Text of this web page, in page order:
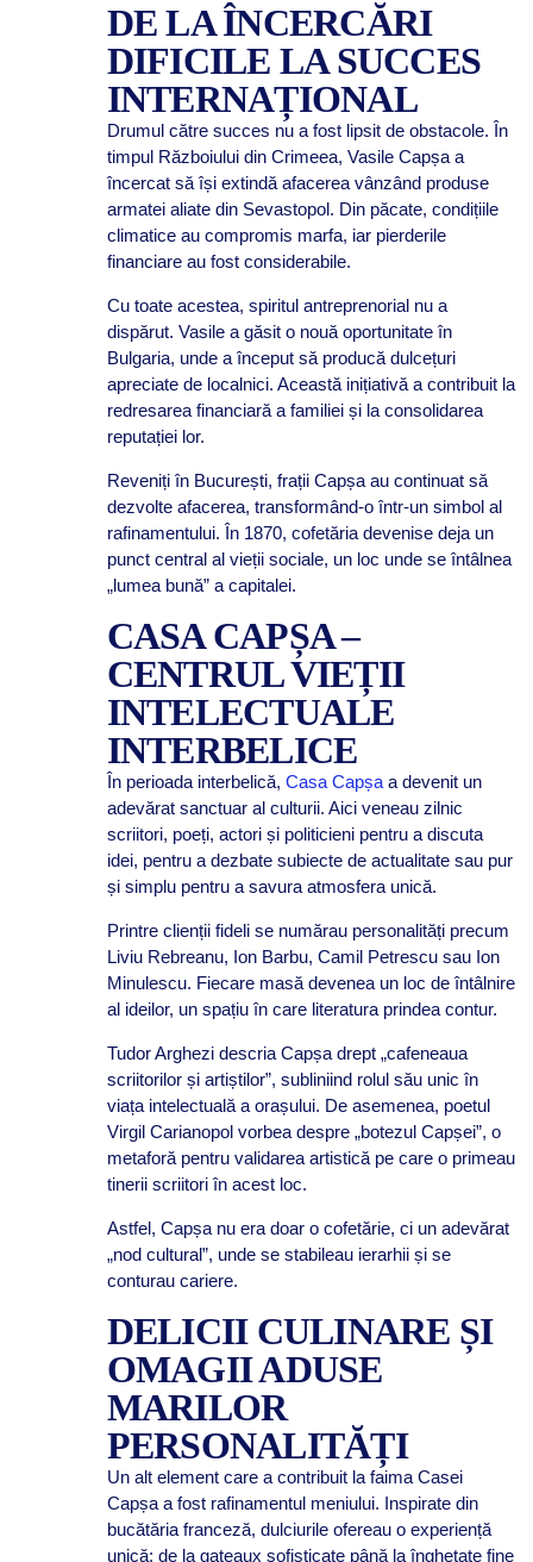
DE LA ÎNCERCĂRI
DIFICILE LA SUCCES
INTERNAȚIONAL
Drumul către succes nu a fost lipsit de obstacole. În
timpul Războiului din Crimeea, Vasile Capșa a
încercat să își extindă afacerea vânzând produse
armatei aliate din Sevastopol. Din păcate, condițiile
climatice au compromis marfa, iar pierderile
financiare au fost considerabile.
Cu toate acestea, spiritul antreprenorial nu a
dispărut. Vasile a găsit o nouă oportunitate în
Bulgaria, unde a început să producă dulcețuri
apreciate de localnici. Această inițiativă a contribuit la
redresarea financiară a familiei și la consolidarea
reputației lor.
Reveniți în București, frații Capșa au continuat să
dezvolte afacerea, transformând-o într-un simbol al
rafinamentului. În 1870, cofetăria devenise deja un
punct central al vieții sociale, un loc unde se întâlnea
„lumea bună” a capitalei.
CASA CAPȘA –
CENTRUL VIEȚII
INTELECTUALE
INTERBELICE
În perioada interbelică, Casa Capșaa devenit un
adevărat sanctuar al culturii. Aici veneau zilnic
scriitori, poeți, actori și politicieni pentru a discuta
idei, pentru a dezbate subiecte de actualitate sau pur
și simplu pentru a savura atmosfera unică.
Printre clienții fideli se numărau personalități precum
Liviu Rebreanu, Ion Barbu, Camil Petrescu sau Ion
Minulescu. Fiecare masă devenea un loc de întâlnire
al ideilor, un spațiu în care literatura prindea contur.
Tudor Arghezi descria Capșa drept „cafeneaua
scriitorilor și artiștilor”, subliniind rolul său unic în
viața intelectuală a orașului. De asemenea, poetul
Virgil Carianopol vorbea despre „botezul Capșei”, o
metaforă pentru validarea artistică pe care o primeau
tinerii scriitori în acest loc.
Astfel, Capșa nu era doar o cofetărie, ci un adevărat
„nod cultural”, unde se stabileau ierarhii și se
conturau cariere.
DELICII CULINARE ȘI
OMAGII ADUSE
MARILOR
PERSONALITĂȚI
Un alt element care a contribuit la faima Casei
Capșa a fost rafinamentul meniului. Inspirate din
bucătăria franceză, dulciurile ofereau o experiență
unică: de la gateaux sofisticate până la înghețate fine